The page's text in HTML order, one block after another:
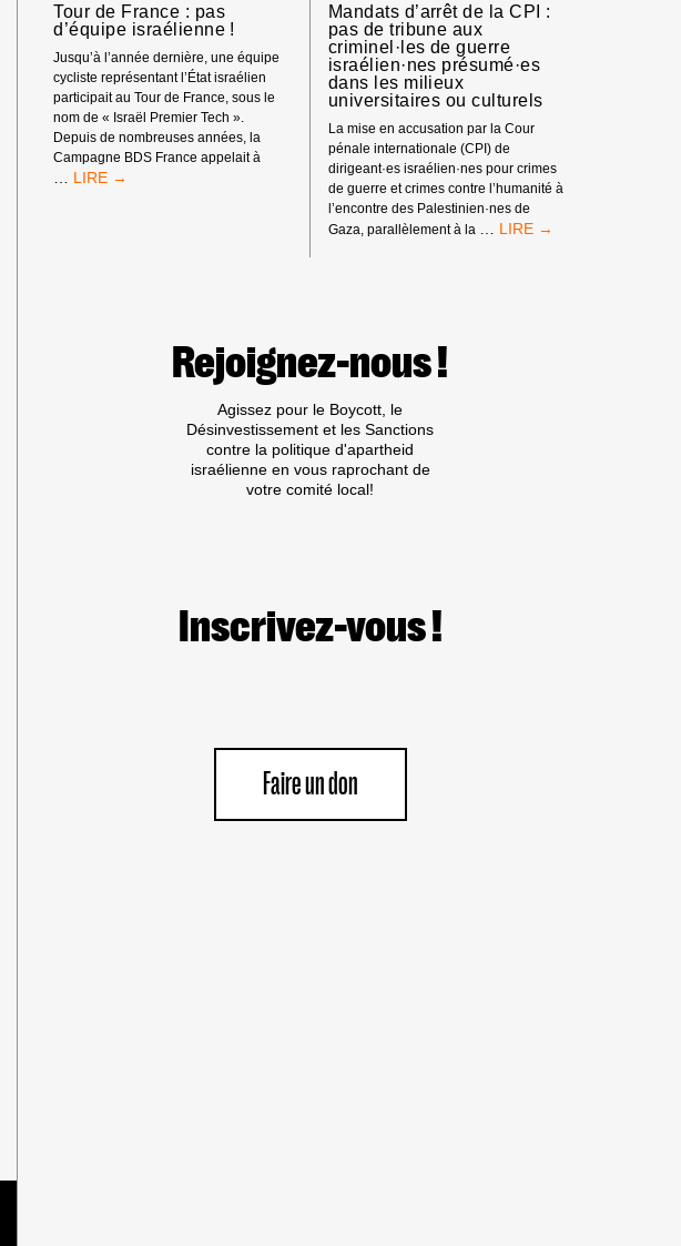
Tour de France : pas
d’équipe israélienne !
Jusqu’à l’année dernière, une équipe
cycliste représentant l’État israélien
participait au Tour de France, sous le
nom de « Israël Premier Tech ».
Depuis de nombreuses années, la
Campagne BDS France appelait à
TOUR
Mandats d’arrêt de la CPI :
pas de tribune aux
criminel·les de guerre
israélien·nes présumé·es
dans les milieux
universitaires ou culturels
La mise en accusation par la Cour
pénale internationale (CPI) de
dirigeant·es israélien·nes pour crimes
de guerre et crimes contre l’humanité à
l’encontre des Palestinien·nes de
Gaza, parallèlement à la
MANDATS
Rejoignez-nous !
Agissez pour le Boycott, le
Désinvestissement et les Sanctions
contre la politique d'apartheid
israélienne en vous raprochant de
votre comité local!
Inscrivez-vous !
Faire un don